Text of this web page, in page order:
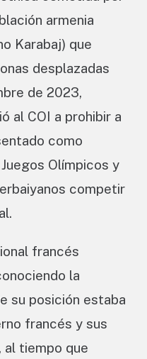
armenia
Karabaj) que
desplazadas
de 2023,
al COI a prohibir a
como
Olímpicos y
competir
francés
la
su posición estaba
francés y sus
tiempo que